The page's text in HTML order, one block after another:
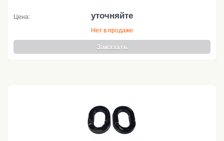
Цена: уточняйте
Нет в продаже
Заказать